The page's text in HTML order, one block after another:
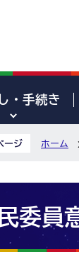
・手続き
ージ ホーム
委員